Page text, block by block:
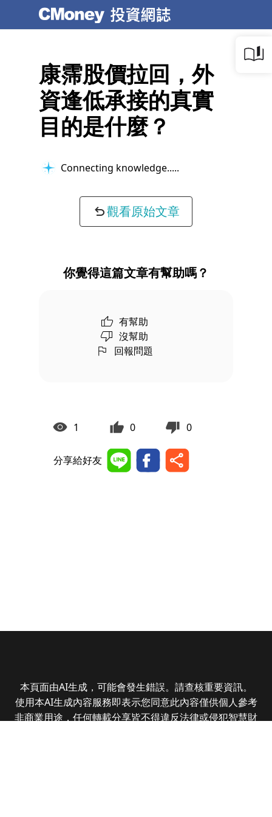
康霈股價拉回，外
資逢低承接的真實
目的是什麼？
Connecting knowledge...
觀看原始文章
你覺得這篇文章有幫助嗎？
有幫助
沒幫助
回報問題
1 0 0
分享給好友
本頁面由AI生成，可能會發生錯誤。請查核重要資訊。
使用本AI生成內容服務即表示您同意此內容僅供個人參考
非商業用途，任何轉載分享皆不得違反法律或侵犯智慧財